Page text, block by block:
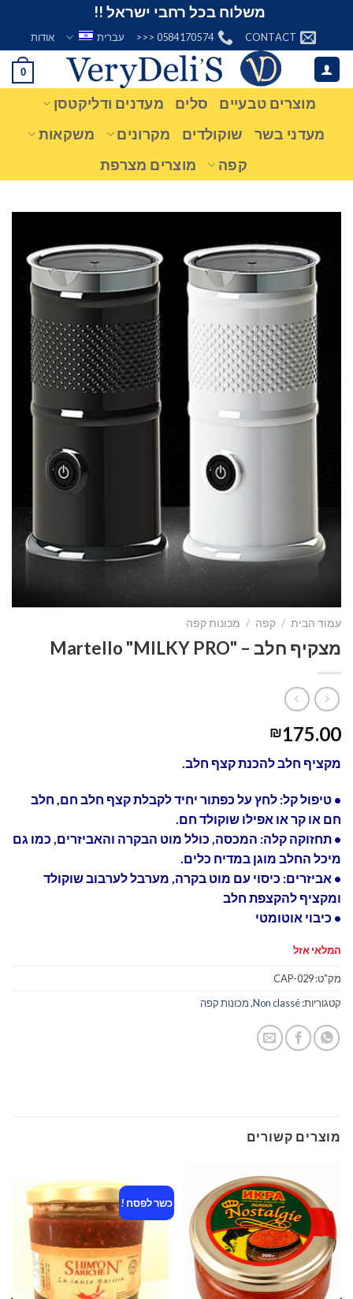
content
משלוח בכל רחבי ישראל !!
CONTACT
0584170574 <<< עברית אודות
0
מוצרים טבעיים סלים
מעדנים ודליקטסן
מעדני בשר
שוקולדים מקרונים
משקאות
קפה
מוצרים מצרפת
עמוד הבית / קפה / מכונות קפה
מצקיף חלב – "Martello "MILKY PRO
₪175.00
מקציף חלב להכנת קצף חלב.
• טיפול קל: לחץ על כפתור יחיד לקבלת קצף חלב חם, חלב
חם או קר או אפילו שוקולד חם.
• תחזוקה קלה: המכסה, כולל מוט הבקרה והאביזרים, כמו גם
מיכל החלב מוגן במדיח כלים.
• אביזרים: כיסוי עם מוט בקרה, מערבל לערבוב שוקולד
ומקציף להקצפת חלב
• כיבוי אוטומטי
המלאי אזל
מק"ט:CAP-029
קטגוריות:Non classé
,מכונות קפה
מוצרים קשורים
כשר לפסח !